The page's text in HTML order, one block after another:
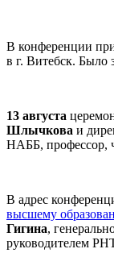
В конференции
в г. Витебск. Было
13 августа
Шлычкова и
НАББ, профессор,
В адрес
высшему
Гигина,
руководителем